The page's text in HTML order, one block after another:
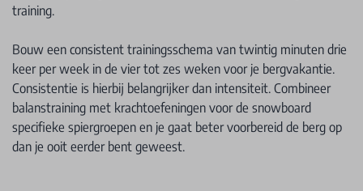
training.
Bouw een consistent trainingsschema van twintig minuten drie
keer per week in de vier tot zes weken voor je bergvakantie.
Consistentie is hierbij belangrijker dan intensiteit. Combineer
balanstraining met krachtoefeningen voor de snowboard
specifieke spiergroepen en je gaat beter voorbereid de berg op
dan je ooit eerder bent geweest.